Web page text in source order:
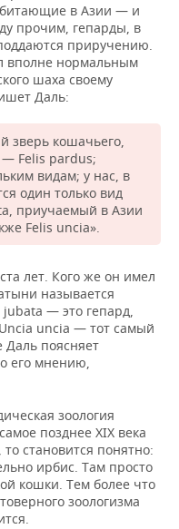
в Азии — и
прочим, гепарды, в
приручению.
вполне нормальным
шаха своему
Даль:
зверь кошачьего,
— Felis pardus;
видам; у нас, в
один только вид
приучаемый в Азии
Felis uncia».
лет. Кого же он имел
называется
— это гепард,
uncia — тот самый
поясняет
его мнению,
зоология
позднее XIX века
становится понятно:
ирбис. Там просто
кошки. Тем более что
зоологизма